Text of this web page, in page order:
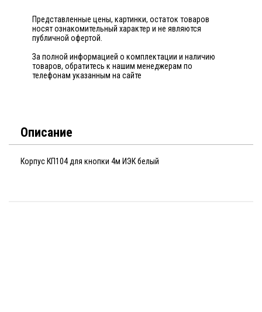
Представленные цены, картинки, остаток товаров
носят ознакомительный характер и не являются
публичной офертой.
За полной информацией о комплектации и наличию
товаров, обратитесь к нашим менеджерам по
телефонам указанным на сайте
Описание
Корпус КП104 для кнопки 4м ИЭК белый